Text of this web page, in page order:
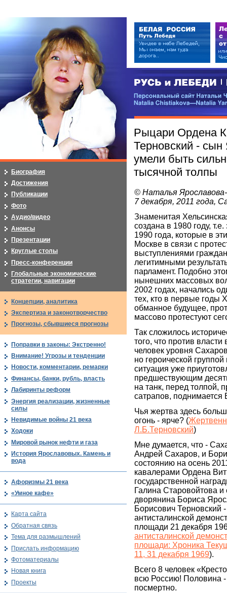
РУСЬ и ЛЕБЕДИ | RUSI —
Персональный сайт Натальи
Рыцари Ордена
Терновский -
умели быть
тысячной толпы
© Наталья
7 декабря, 2011 года,
Знаменитая
создана в 1980 году,
1990 года, которые в
Москве в связи с
выступлениями
легитимными
парламент. Подобно
нынешних массовых
2002 годах, начались
тех, кто в первые годы
обманное будущее,
массово протестуют
Так сложилось
того, что против власти
человек уровня
но героической
ситуация уже
предшествующим
на танк, перед толпой,
сатрапов, поднимается
Чья жертва здесь
огонь - ярче? (
Л.Б.Терновский)
Мне думается, что -
Андрей Сахаров, и
состоянию на осень
кавалерами Ордена
государственной
Галина Старовойтова
дворянина Бориса
Борисович Терновский -
антисталинской
площади 21 декабря
антисталинской
площади: Хроника
11, 31 декабря 1969).
Всего 8 человек
всю Россию! Половина -
посмертно.
Биография
Достижения
Публикации
Фото
Аудио/видео
Анонсы
Презентации
Круглые столы
Пресс-конференции
Глобальные экономические
стратегии, навигации
Концепции, аналитика
Экспертиза и законотворчество
Прогнозы, сбывшиеся прогнозы
Поправки в законы: Экстренно!
Внимание! Угрозы и тенденции
Новости, комментарии, ремарки
Финансы, банки, рубль, власть
Лабиринты реформ
Энергия реализации, жизненные
силы
Невидимые войны 21 века
Ходоки
Мировой рынок нефти и газа
История Ярославовых. Камень и
вода
Афоризмы 21 века
«Умное кафе»
Карта сайта
Обратная связь
Тема для размышлений
Прислать информацию
Фотоматериалы
Новая книга
Проекты